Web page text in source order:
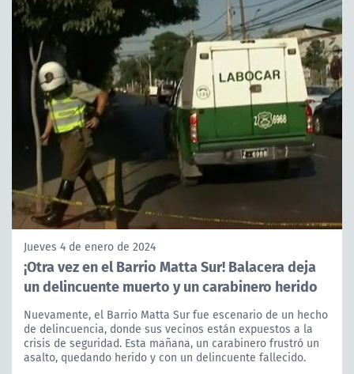
Jueves 4 de enero de 2024
¡Otra vez en el Barrio Matta Sur! Balacera deja
un delincuente muerto y un carabinero herido
Nuevamente, el Barrio Matta Sur fue escenario de un hecho
de delincuencia, donde sus vecinos están expuestos a la
crisis de seguridad. Esta mañana, un carabinero frustró un
asalto, quedando herido y con un delincuente fallecido.